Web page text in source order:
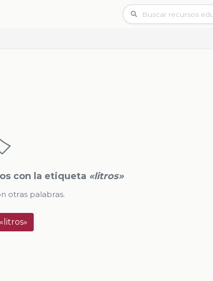
con la etiqueta «litros»
otras palabras.